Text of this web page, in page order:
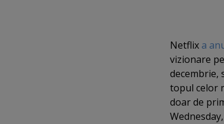
Netflix a
vizionare
decembrie,
topul celor
doar de